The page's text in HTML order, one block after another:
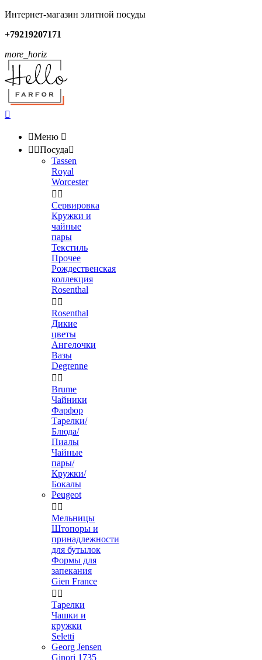
Интернет-магазин элитной посуды
+79219207171
more_horiz

Меню 
 Посуда
Tassen
Royal
Worcester
 
Сервировка
Кружки и
чайные
пары
Текстиль
Прочее
Рождественская
коллекция
Rosenthal
 
Rosenthal
Дикие
цветы
Ангелочки
Вазы
Degrenne
 
Brume
Чайники
Фарфор
Тарелки/
Блюда/
Пиалы
Чайные
пары/
Кружки/
Бокалы
Peugeot
 
Мельницы
Штопоры и
принадлежности
для бутылок
Формы для
запекания
Gien France
 
Тарелки
Чашки и
кружки
Seletti
Georg Jensen
Ginori 1735